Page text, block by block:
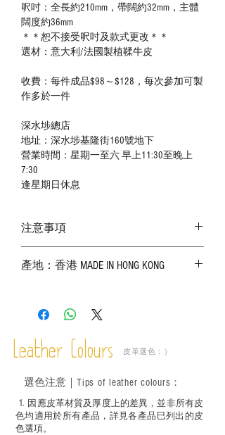
呎吋：全長約210mm，帶闊約32mm，主體
闊度約36mm
＊＊恕不接受呎吋及款式更改＊＊
選材：意大利/法國製植鞣牛皮
收費：每件成品$98～$128，每次參加可製
作多於一件
深水埗總店
地址：深水埗基隆街160號地下
營業時間：星期一至六 早上11:30至晚上
7:30
逢星期日休息
注意事項
實物為準；
－ 植鞣皮革容易受環境、使用程度等產生
成後定期在皮面塗上皮革專用清潔劑及貂
鼠油等；
適合六歲以下兒童使用；六至十二歲兒童
必須由成年人陪同下使用並應小心處理。
產地：香港 MADE IN HONG KONG
Leather Colours 皮革選色：）
1. ​ 因應皮革材質及厚度上的差異，並非所有皮
色均適用於所有產品，詳見各產品巳列出的皮
色選項。
選色注意｜ Tips of leather colours ：